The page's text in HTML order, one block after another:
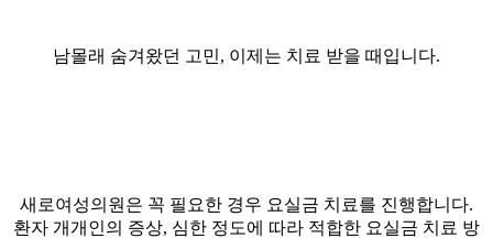
남몰래 숨겨왔던 고민, 이제는 치료 받을 때입니다.
새로여성의원은 꼭 필요한 경우 요실금 치료를 진행합니다.
환자 개개인의 증상, 심한 정도에 따라 적합한 요실금 치료 방